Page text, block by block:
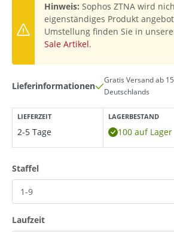
Hinweis: Sophos ZTNA wird
eigenständiges Produkt
Umstellung finden Sie in
Sale Artikel.
Lieferinformationen
Gratis Versand ab
Deutschlands
LIEFERZEIT
2-5 Tage
LAGERBESTAND
100 auf Lager
Staffelauswählen
Laufzeitauswählen